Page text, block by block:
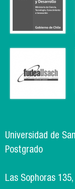
Universidad de
Postgrado
Las Sophoras